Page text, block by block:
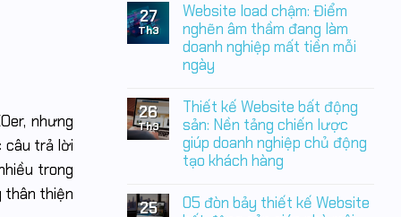
nhưng
câu trả lời
trong
thân thiện
27
Th3
Website load chậm: Điểm
nghẽn âm thầm đang làm
doanh nghiệp mất tiền mỗi
ngày
bình
luận
ở
Website
load
chậm:
nghẽn
âm
26
Th3
Thiết kế Website bất động
sản: Nền tảng chiến lược
giúp doanh nghiệp chủ động
tạo khách hàng
bình
25
05 đòn bảy thiết kế Website